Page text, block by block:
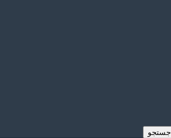
جستجو